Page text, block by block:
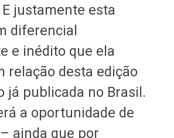
justamente esta
diferencial
e inédito que ela
relação desta edição
já publicada no Brasil.
a oportunidade de
ainda que por